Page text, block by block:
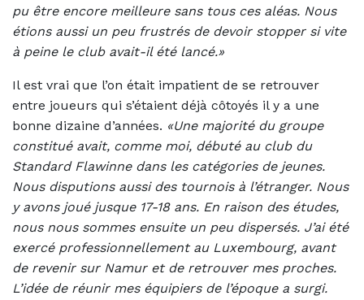
pu être encore meilleure sans tous ces aléas. Nous
étions aussi un peu frustrés de devoir stopper si vite
à peine le club avait-il été lancé.»
Il est vrai que l’on était impatient de se retrouver
entre joueurs qui s’étaient déjà côtoyés il y a une
bonne dizaine d’années. «Une majorité du groupe
constitué avait, comme moi, débuté au club du
Standard Flawinne dans les catégories de jeunes.
Nous disputions aussi des tournois à l’étranger. Nous
y avons joué jusque 17-18 ans. En raison des études,
nous nous sommes ensuite un peu dispersés. J’ai été
exercé professionnellement au Luxembourg, avant
de revenir sur Namur et de retrouver mes proches.
L’idée de réunir mes équipiers de l’époque a surgi.